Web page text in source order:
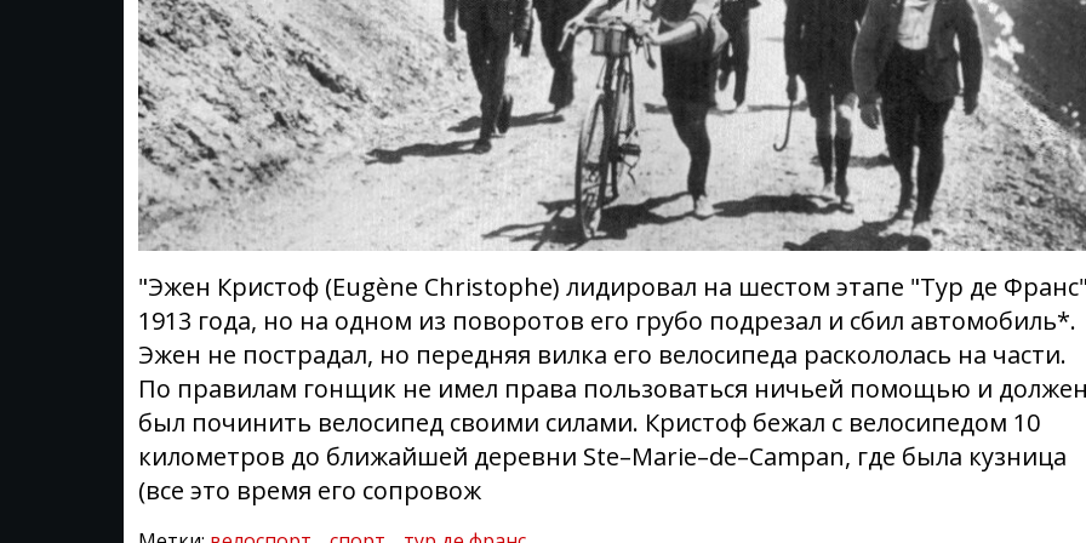
"Эжен Кристоф (Eugène Christophe) лидировал на шестом этапе "Тур де
1913 года, но на одном из поворотов его грубо подрезал и сбил автомобиль*.
Эжен не пострадал, но передняя вилка его велосипеда раскололась на части.
По правилам гонщик не имел права пользоваться ничьей помощью и
был починить велосипед своими силами. Кристоф бежал с велосипедом 10
километров до ближайшей деревни Ste–Marie–de–Campan, где была кузница
(все это время его сопровож